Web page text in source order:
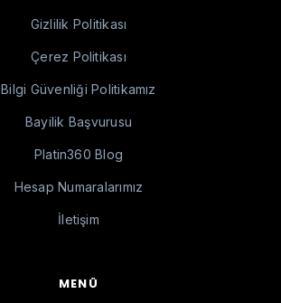
Gizlilik Politikası
Çerez Politikası
Bilgi Güvenliği Politikamız
Bayilik Başvurusu
Platin360 Blog
Hesap Numaralarımız
İletişim
MENÜ